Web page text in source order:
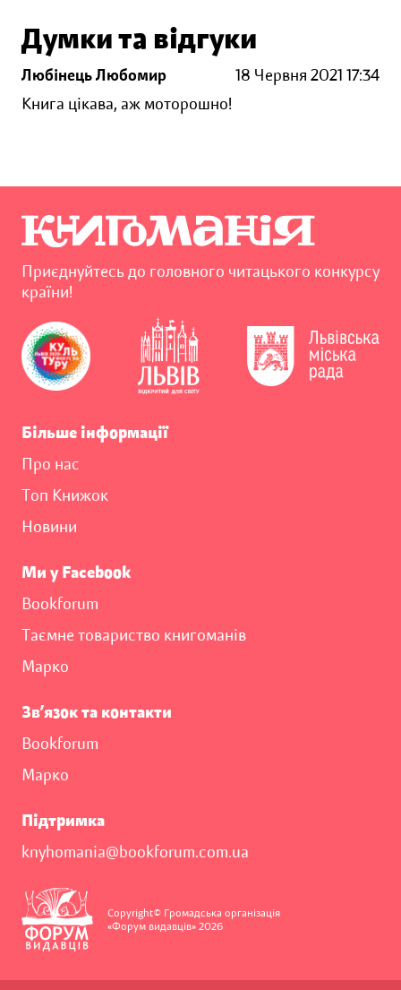
Думки та відгуки
Любінець Любомир
18 Червня 2021 17:34
Книга цікава, аж моторошно!
Приєднуйтесь до головного читацького конкурсу
країни!
Більше інформації
Про нас
Топ Книжок
Новини
Ми у Facebook
Bookforum
Таємне товариство книгоманів
Марко
Зв’язок та контакти
Bookforum
Марко
Підтримка
knyhomania@bookforum.com.ua
Copyright© Громадська організація
«Форум видавців» 2026